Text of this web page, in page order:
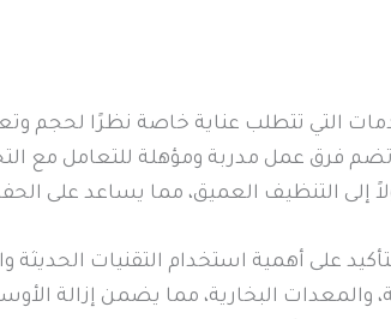
التي تتطلب عناية خاصة نظرًا
فرق عمل مدربة ومؤهلة للتعامل مع
إلى التنظيف العميق، مما يساعد على
على أهمية استخدام التقنيات
البخارية، مما يضمن إزالة